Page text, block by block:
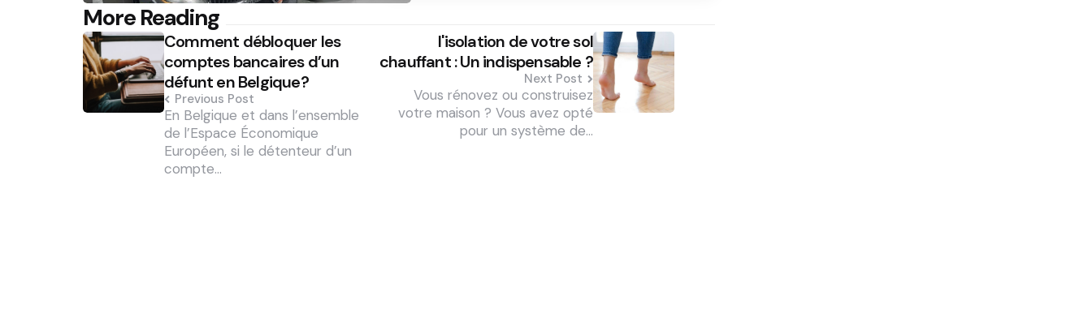
More Reading
Post
navigationComment débloquer les
comptes bancaires d’un
défunt en Belgique?
Previous Post
En Belgique et dans l’ensemble
de l’Espace Économique
Européen, si le détenteur d’un
compte…
l'isolation de votre sol
chauffant : Un indispensable ?
Next Post
Vous rénovez ou construisez
votre maison ? Vous avez opté
pour un système de…